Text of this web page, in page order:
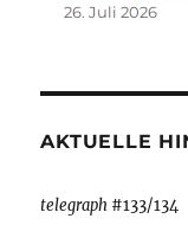
26. Juli 2026
AKTUELLE
telegraph #133/134